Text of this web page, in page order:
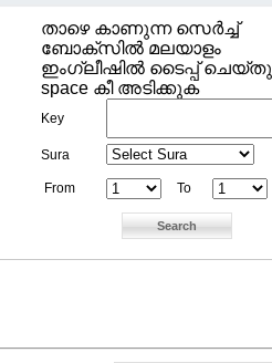
താഴെ കാണുന്ന സെര്‍ച്ച്‌
ബോക്സില്‍ മലയാളം
ഇംഗ്ലീഷില്‍ ടൈപ്പ് ചെയ്തു
space കീ അടിക്കുക
Key
Sura
From To